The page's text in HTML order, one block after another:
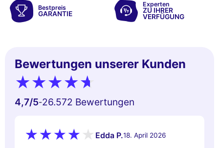
Bestpreis
GARANTIE
Experten
ZU IHRER
VERFÜGUNG
Bewertungen unserer Kunden
4,7/5-26.572 Bewertungen
Edda P.18. April 2026